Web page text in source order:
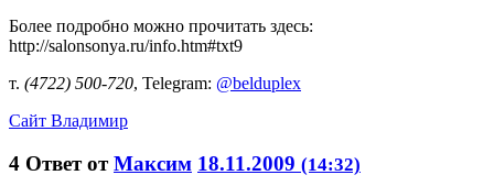
Более подробно можно прочитать здесь:
http://salonsonya.ru/info.htm#txt9
т. (4722) 500-720, Telegram: @belduplex
Сайт Владимир
4 Ответ отМаксим 18.11.2009 (14:32)